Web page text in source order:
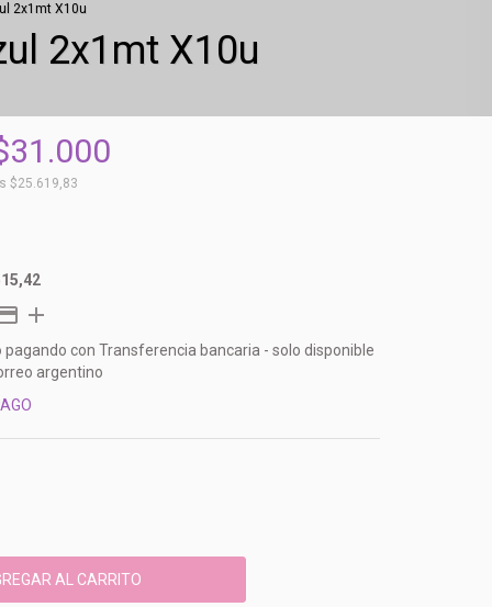
2x1mt X10u
2x1mt X10u
$25.619,83
pagando con Transferencia bancaria - solo disponible
argentino